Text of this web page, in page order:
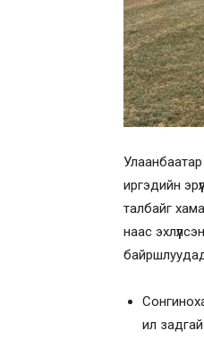
Улаанбаатар
иргэдийн
талбайг
наас
ил задгай